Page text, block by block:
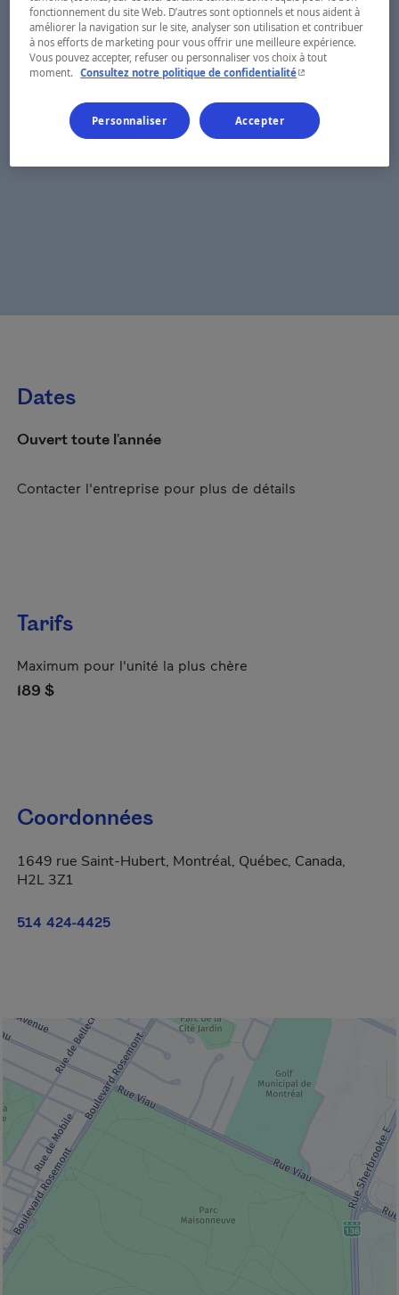
Dates
Ouvert toute l'année
Contacter l'entreprise pour plus de détails
Tarifs
Maximum pour l'unité la plus chère
189 $
Coordonnées
1649 rue Saint-Hubert, Montréal, Québec, Canada,
H2L 3Z1
514 424-4425
fonctionnement du site Web. D’autres sont optionnels et nous aident à
améliorer la navigation sur le site, analyser son utilisation et contribuer
à nos efforts de marketing pour vous offrir une meilleure expérience.
Vous pouvez accepter, refuser ou personnaliser vos choix à tout
moment. Consultez notre politique de confidentialité- Cet hyperlien
Personnaliser Accepter